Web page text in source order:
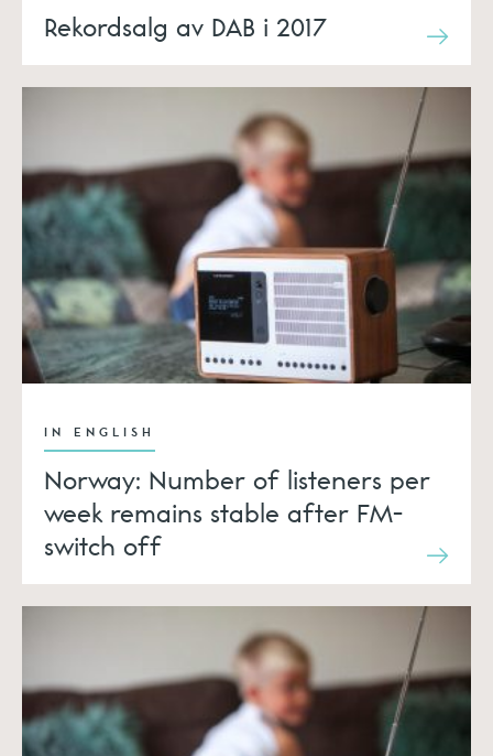
Rekordsalg av DAB i 2017
IN ENGLISH
Norway: Number of listeners per
week remains stable after FM-
switch off